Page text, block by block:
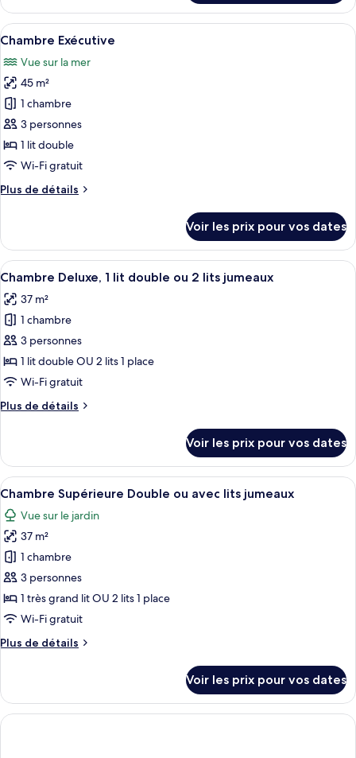
jardin
le
type
de
Chambre
Majestueuse,
vue
jardin
Afficher
toutes
les
photos
pour
ce
type
de
chambre :
Chambre
Une chambre d’hôtel moderne
5
Chambre Exécutive
Vue sur la mer
45 m²
1 chambre
3 personnes
1 lit double
Wi-Fi gratuit
Plus de détails
Plus
le
type
de
Chambre
Exécutive
Voir les prix pour vos dates
Afficher
toutes
les
photos
pour
ce
type
chambre :
lit
double
ou
2
lits
jumeaux
Une chambre d’hôtel avec un grand
12
Chambre Deluxe, 1 lit double ou 2 lits jumeaux
37 m²
1 chambre
3 personnes
1 lit double OU 2 lits 1 place
Wi-Fi gratuit
Plus de détails
Plus
le
type
de
Chambre
Deluxe,
lit
double
ou
2
lits
Voir les prix pour vos dates
Afficher
toutes
les
photos
pour
ce
type
de
chambre :
Chambre
ou
avec
Une chambre d’hôtel moderne
7
Chambre Supérieure Double ou avec lits jumeaux
Vue sur le jardin
37 m²
1 chambre
3 personnes
1 très grand lit OU 2 lits 1 place
Wi-Fi gratuit
Plus de détails
Plus
le
type
de
Voir les prix pour vos dates